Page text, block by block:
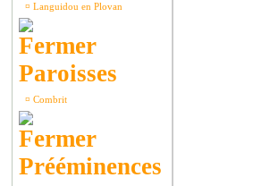
¤ Languidou en Plovan
Paroisses
¤ Combrit
Prééminences